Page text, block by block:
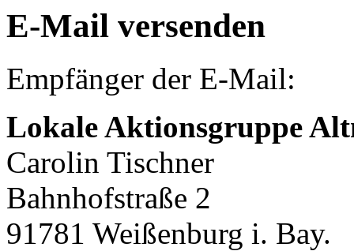
E-Mail versenden
Empfänger der E-Mail:
Lokale Aktionsgruppe
Carolin Tischner
Bahnhofstraße 2
91781 Weißenburg i. Bay.